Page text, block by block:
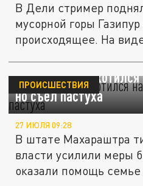
В Дели стример
мусорной горы
происходящее. На
В Индии тигр
но съел пастуха
ПРОИСШЕСТВИЯ
27 ИЮЛЯ 09:28
В штате Махараштра
власти усилили меры
оказали помощь семье